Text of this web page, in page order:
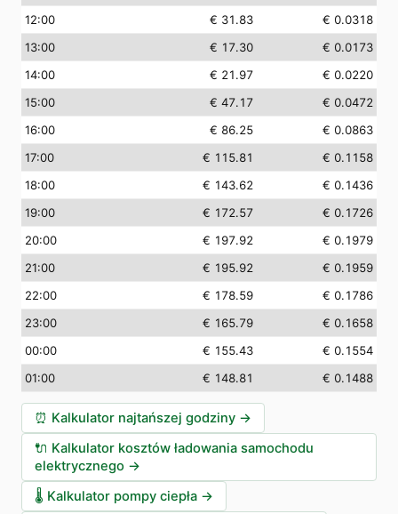
12:00
€ 31.83
€ 0.0318
13:00
€ 17.30
€ 0.0173
14:00
€ 21.97
€ 0.0220
15:00
€ 47.17
€ 0.0472
16:00
€ 86.25
€ 0.0863
17:00
€ 115.81
€ 0.1158
18:00
€ 143.62
€ 0.1436
19:00
€ 172.57
€ 0.1726
20:00
€ 197.92
€ 0.1979
21:00
€ 195.92
€ 0.1959
22:00
€ 178.59
€ 0.1786
23:00
€ 165.79
€ 0.1658
00:00
€ 155.43
€ 0.1554
01:00
€ 148.81 € 0.1488
⏰ Kalkulator najtańszej godziny →
🔌 Kalkulator kosztów ładowania samochodu
elektrycznego →
🌡️ Kalkulator pompy ciepła →